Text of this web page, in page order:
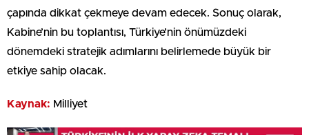
çapında dikkat çekmeye devam edecek. Sonuç olarak,
Kabine’nin bu toplantısı, Türkiye’nin önümüzdeki
dönemdeki stratejik adımlarını belirlemede büyük bir
etkiye sahip olacak.
Kaynak: Milliyet